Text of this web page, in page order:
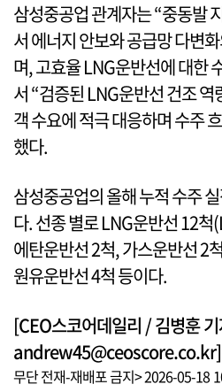
삼성중공업 관계자는 “중동발
서 에너지 안보와 공급망 다변
며, 고효율 LNG운반선에 대한
서 “검증된 LNG운반선 건조
객 수요에 적극 대응하며 수주
했다.
삼성중공업의 올해 누적 수주
다. 선종 별로 LNG운반선 12
에탄운반선 2척, 가스운반선 2
원유운반선 4척 등이다.
[CEO스코어데일리 / 김병훈
andrew45@ceoscore.co.kr]
무단 전재-재배포 금지> 2026-05-18